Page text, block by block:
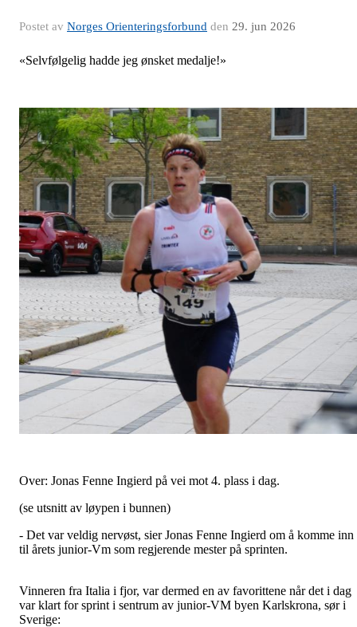
Postet av Norges Orienteringsforbund den 29. jun 2026
«Selvfølgelig hadde jeg ønsket medalje!»
Over: Jonas Fenne Ingierd på vei mot 4. plass i dag.
(se utsnitt av løypen i bunnen)
- Det var veldig nervøst, sier Jonas Fenne Ingierd om å komme inn
til årets junior-Vm som regjerende mester på sprinten.
Vinneren fra Italia i fjor, var dermed en av favorittene når det i dag
var klart for sprint i sentrum av junior-VM byen Karlskrona, sør i
Sverige: